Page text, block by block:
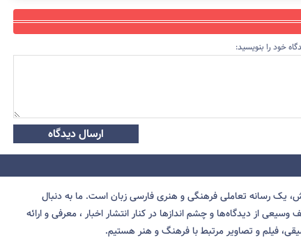
خود را بنویسید:
ارسال دیدگاه
یک رسانه تعاملی فرهنگی و هنری فارسی زبان است. ما به دنبال
از دیدگاه‌ها و چشم انداز‌ها در کنار انتشار اخبار ، معرفی و ارائه
فیلم و تصاویر مرتبط با فرهنگ و هنر هستیم.